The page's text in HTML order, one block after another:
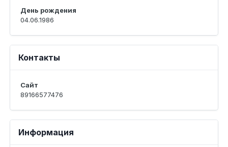
День рождения
04.06.1986
Контакты
Сайт
89166577476
Информация